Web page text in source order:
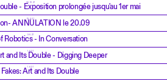
30.12.21
- Exposition prolongée jusqu'au 1er mai
19.9.21
ANNULATION le 20.09
9.6.21
Robotics - In Conversation
1.6.21
and Its Double - Digging Deeper
1.6.21
Art and Its Double